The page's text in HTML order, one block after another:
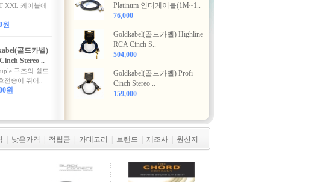
XXL 케이블에
원
골드카벨)
Stereo ..
구조의 쉴드
전송이 뛰어..
원
Platinum 인터케이블(1M~1..
76,000
Goldkabel(골드카벨) Highline
RCA Cinch S..
504,000
Goldkabel(골드카벨) Profi
Cinch Stereo ..
159,000
낮은가격 적립금 카테고리 브랜드 제조사 원산지